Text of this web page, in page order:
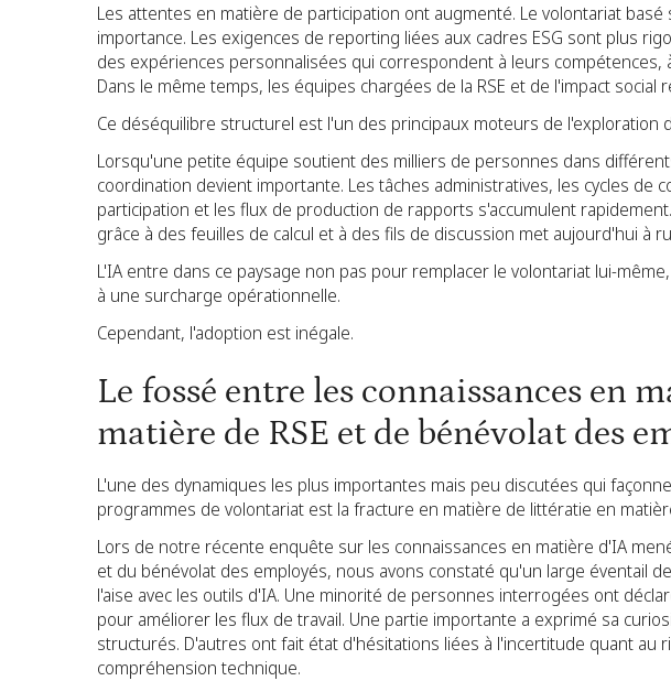
Les attentes en matière de participation ont augmenté. Le volontariat
importance. Les exigences de reporting liées aux cadres ESG sont plus
des expériences personnalisées qui correspondent à leurs compétences,
Dans le même temps, les équipes chargées de la RSE et de l'impact social
Ce déséquilibre structurel est l'un des principaux moteurs de l'exploration
Lorsqu'une petite équipe soutient des milliers de personnes dans
coordination devient importante. Les tâches administratives, les cycles de
participation et les flux de production de rapports s'accumulent
grâce à des feuilles de calcul et à des fils de discussion met aujourd'hui à
L'IA entre dans ce paysage non pas pour remplacer le volontariat lui-
à une surcharge opérationnelle.
Cependant, l'adoption est inégale.
Le fossé entre les connaissances en
matière de RSE et de bénévolat des
L'une des dynamiques les plus importantes mais peu discutées qui
programmes de volontariat est la fracture en matière de littératie en
Lors de notre récente enquête sur les connaissances en matière d'IA
et du bénévolat des employés, nous avons constaté qu'un large éventail
l'aise avec les outils d'IA. Une minorité de personnes interrogées ont
pour améliorer les flux de travail. Une partie importante a exprimé sa
structurés. D'autres ont fait état d'hésitations liées à l'incertitude quant au
compréhension technique.